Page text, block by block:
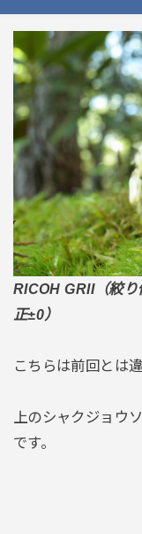
RICOH GRII（絞
正±0）
こちらは前回とは
上のシャクジョウ
です。